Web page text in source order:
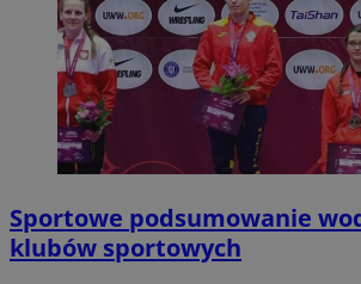
Sportowe podsumowanie
klubów sportowych